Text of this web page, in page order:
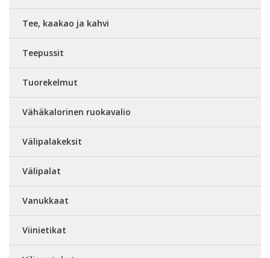
Tee, kaakao ja kahvi
Teepussit
Tuorekelmut
Vähäkalorinen ruokavalio
Välipalakeksit
Välipalat
Vanukkaat
Viinietikat